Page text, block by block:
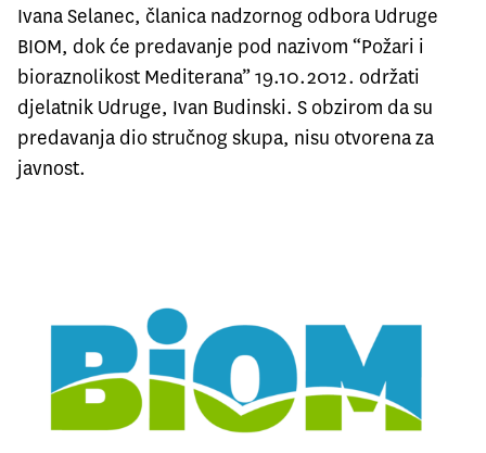
Ivana Selanec, članica nadzornog odbora Udruge
BIOM, dok će predavanje pod nazivom “Požari i
bioraznolikost Mediterana” 19.10.2012. održati
djelatnik Udruge, Ivan Budinski. S obzirom da su
predavanja dio stručnog skupa, nisu otvorena za
javnost.